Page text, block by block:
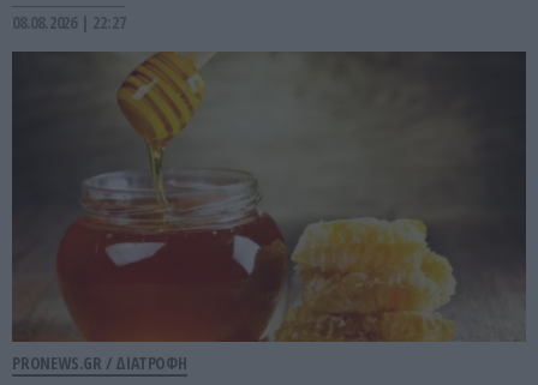
08.08.2026 | 22:27
PRONEWS.GR / ΔΙΑΤΡΟΦΗ